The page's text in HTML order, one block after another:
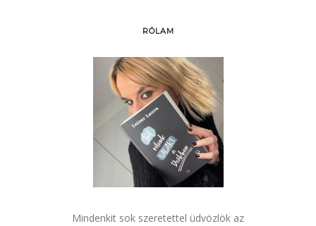
RÓLAM
Mindenkit sok szeretettel üdvözlök az